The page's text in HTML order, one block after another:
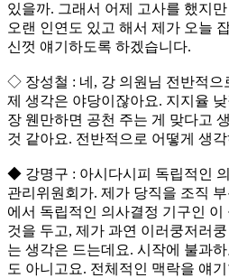
있을까. 그래서 어제 고사를 했지
오랜 인연도 있고 해서 제가 오늘
신껏 얘기하도록 하겠습니다.
◇ 장성철 : 네, 강 의원님 전반적으
제 생각은 야당이잖아요. 지지율
장 웬만하면 공천 주는 게 맞다고
것 같아요. 전반적으로 어떻게 생
◆ 강명구 : 아시다시피 독립적인
관리위원회가. 제가 당직을 조직
에서 독립적인 의사결정 기구인
것을 두고, 제가 과연 이러쿵저러
는 생각은 드는데요. 시작에 불과
도 아니고요. 전체적인 맥락을 얘